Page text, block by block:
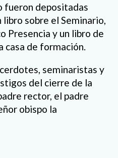
fueron depositadas
libro sobre el Seminario,
Presencia y un libro de
casa de formación.
seminaristas y
del cierre de la
rector, el padre
obispo la